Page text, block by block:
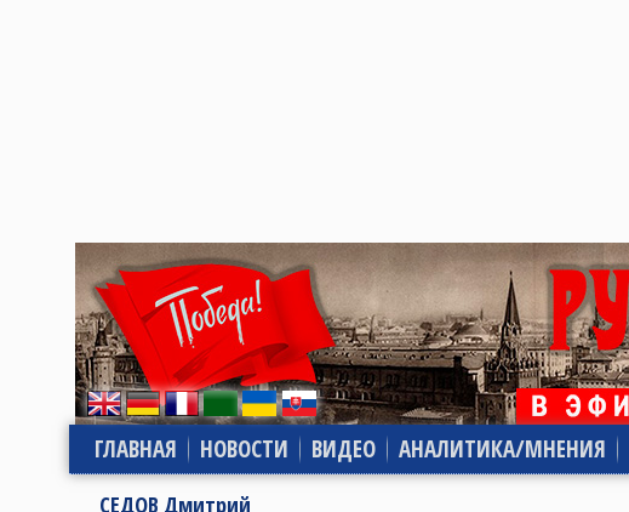
ГЛАВНАЯ НОВОСТИ ВИДЕО АНАЛИТИКА/МНЕНИЯ
СЕДОВ Дмитрий